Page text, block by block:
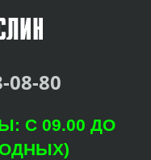
08-80
С 09.00 ДО